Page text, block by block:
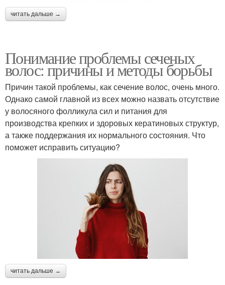
читать дальше →
Понимание проблемы сеченых
волос: причины и методы борьбы
Причин такой проблемы, как сечение волос, очень много.
Однако самой главной из всех можно назвать отсутствие
у волосяного фолликула сил и питания для
производства крепких и здоровых кератиновых структур,
а также поддержания их нормального состояния. Что
поможет исправить ситуацию?
читать дальше →